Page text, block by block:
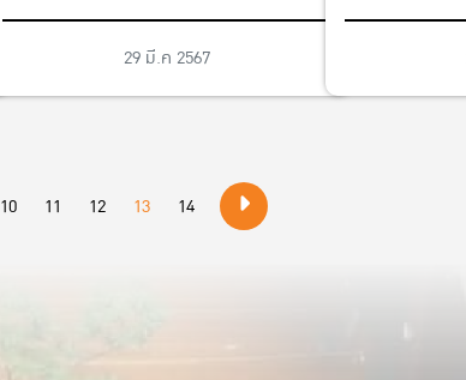
เกษตรและทรัพยากร คณะเศรษฐศาสตร์
29 มี.ค 2567
รางวัลนิสิตเก่า
ทำคุณประโยช
10 11 12 13 14